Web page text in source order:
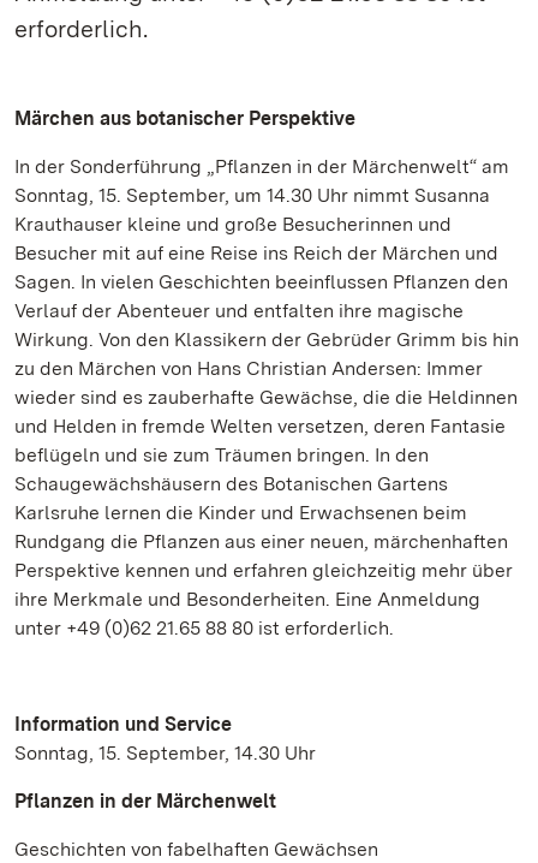
erforderlich.
Märchen aus botanischer Perspektive
In der Sonderführung „Pflanzen in der Märchenwelt“ am
Sonntag, 15. September, um 14.30 Uhr nimmt Susanna
Krauthauser kleine und große Besucherinnen und
Besucher mit auf eine Reise ins Reich der Märchen und
Sagen. In vielen Geschichten beeinflussen Pflanzen den
Verlauf der Abenteuer und entfalten ihre magische
Wirkung. Von den Klassikern der Gebrüder Grimm bis hin
zu den Märchen von Hans Christian Andersen: Immer
wieder sind es zauberhafte Gewächse, die die Heldinnen
und Helden in fremde Welten versetzen, deren Fantasie
beflügeln und sie zum Träumen bringen. In den
Schaugewächshäusern des Botanischen Gartens
Karlsruhe lernen die Kinder und Erwachsenen beim
Rundgang die Pflanzen aus einer neuen, märchenhaften
Perspektive kennen und erfahren gleichzeitig mehr über
ihre Merkmale und Besonderheiten. Eine Anmeldung
unter +49 (0)62 21.65 88 80 ist erforderlich.
Information und Service
Sonntag, 15. September, 14.30 Uhr
Pflanzen in der Märchenwelt
Geschichten von fabelhaften Gewächsen